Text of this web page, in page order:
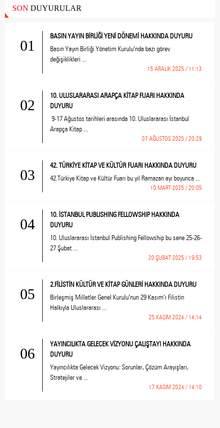
SON DUYURULAR
01
BASIN YAYIN BİRLİĞİ YENİ DÖNEMİ HAKKINDA DUYURU
Basın Yayın Birliği Yönetim Kurulu’nda bazı görev
değişiklikleri ...
15 ARALIK 2025 / 11:13
02
10. ULUSLARARASI ARAPÇA KİTAP FUARI HAKKINDA
DUYURU
9-17 Ağustos tarihleri arasında 10. Uluslararası İstanbul
Arapça Kitap ...
07 AĞUSTOS 2025 / 20:29
03
42. TÜRKİYE KİTAP VE KÜLTÜR FUARI HAKKINDA DUYURU
42.Türkiye Kitap ve Kültür Fuarı bu yıl Ramazan ayı boyunca ...
10 MART 2025 / 20:05
04
10. İSTANBUL PUBLISHING FELLOWSHIP HAKKINDA
DUYURU
10. Uluslararası İstanbul Publishing Fellowship bu sene 25-26-
27 Şubat ...
20 ŞUBAT 2025 / 19:53
05
2.FİLİSTİN KÜLTÜR VE KİTAP GÜNLERİ HAKKINDA DUYURU
Birleşmiş Milletler Genel Kurulu’nun 29 Kasım’ı Filistin
Halkıyla Uluslararası ...
25 KASIM 2024 / 14:14
06
YAYINCILIKTA GELECEK VİZYONU ÇALIŞTAYI HAKKINDA
DUYURU
Yayıncılıkta Gelecek Vizyonu: Sorunlar, Çözüm Arayışları,
Stratejiler ve ...
17 KASIM 2024 / 14:10